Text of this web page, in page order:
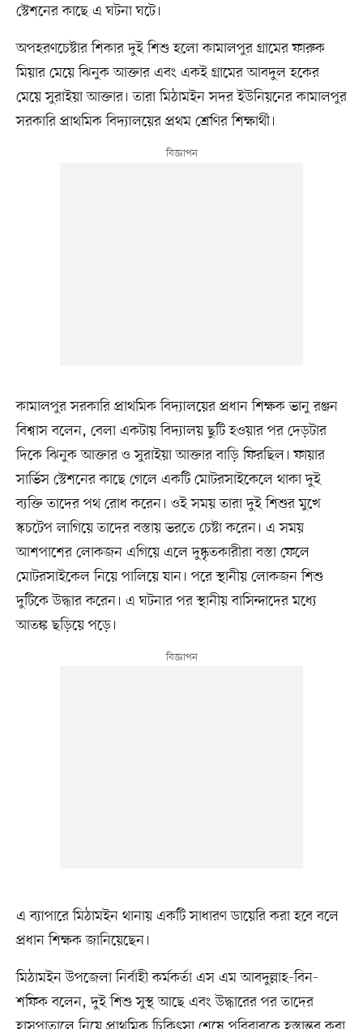
স্টেশনের কাছে এ ঘটনা ঘটে।
অপহরণচেষ্টার শিকার দুই শিশু হলো কামালপুর গ্রামের ফারুক
মিয়ার মেয়ে ঝিনুক আক্তার এবং একই গ্রামের আবদুল হকের
মেয়ে সুরাইয়া আক্তার। তারা মিঠামইন সদর ইউনিয়নের কামালপুর
সরকারি প্রাথমিক বিদ্যালয়ের প্রথম শ্রেণির শিক্ষার্থী।
কামালপুর সরকারি প্রাথমিক বিদ্যালয়ের প্রধান শিক্ষক ভানু রঞ্জন
বিশ্বাস বলেন, বেলা একটায় বিদ্যালয় ছুটি হওয়ার পর দেড়টার
দিকে ঝিনুক আক্তার ও সুরাইয়া আক্তার বাড়ি ফিরছিল। ফায়ার
সার্ভিস স্টেশনের কাছে গেলে একটি মোটরসাইকেলে থাকা দুই
ব্যক্তি তাদের পথ রোধ করেন। ওই সময় তারা দুই শিশুর মুখে
স্কচটেপ লাগিয়ে তাদের বস্তায় ভরতে চেষ্টা করেন। এ সময়
আশপাশের লোকজন এগিয়ে এলে দুষ্কৃতকারীরা বস্তা ফেলে
মোটরসাইকেল নিয়ে পালিয়ে যান। পরে স্থানীয় লোকজন শিশু
দুটিকে উদ্ধার করেন। এ ঘটনার পর স্থানীয় বাসিন্দাদের মধ্যে
আতঙ্ক ছড়িয়ে পড়ে।
এ ব্যাপারে মিঠামইন থানায় একটি সাধারণ ডায়েরি করা হবে বলে
প্রধান শিক্ষক জানিয়েছেন।
মিঠামইন উপজেলা নির্বাহী কর্মকর্তা এস এম আবদুল্লাহ-বিন-
শফিক বলেন, দুই শিশু সুস্থ আছে এবং উদ্ধারের পর তাদের